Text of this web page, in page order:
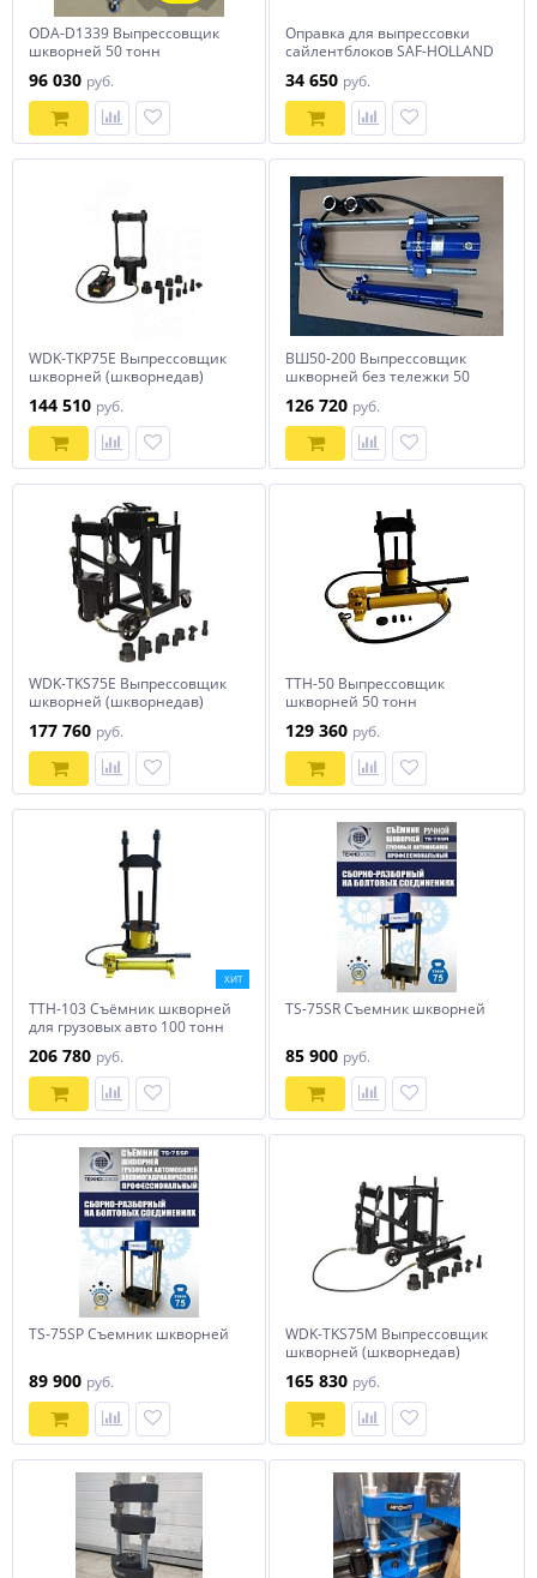
ODA-D1339 Выпрессовщик
шкворней 50 тонн
96 030 руб.
Оправка для выпрессовки
сайлентблоков SAF-HOLLAND
34 650 руб.
WDK-TKP75E Выпрессовщик
шкворней (шкворнедав)
пневмогидравлическим
насосом
144 510 руб.
ВШ50-200 Выпрессовщик
шкворней без тележки 50
126 720 руб.
WDK-TKS75E Выпрессовщик
шкворней (шкворнедав)
рамой и
пневмогидравлическим
насосом
177 760 руб.
ТТН-50 Выпрессовщик
шкворней 50 тонн
129 360 руб.
ХИТ
ТТН-103 Съёмник шкворней
для грузовых авто 100 тонн
комплекте)
206 780 руб.
TS-75SR Съемник шкворней
85 900 руб.
TS-75SP Съемник шкворней
89 900 руб.
WDK-TKS75M Выпрессовщик
шкворней (шкворнедав)
и ручным гидронасосом
165 830 руб.